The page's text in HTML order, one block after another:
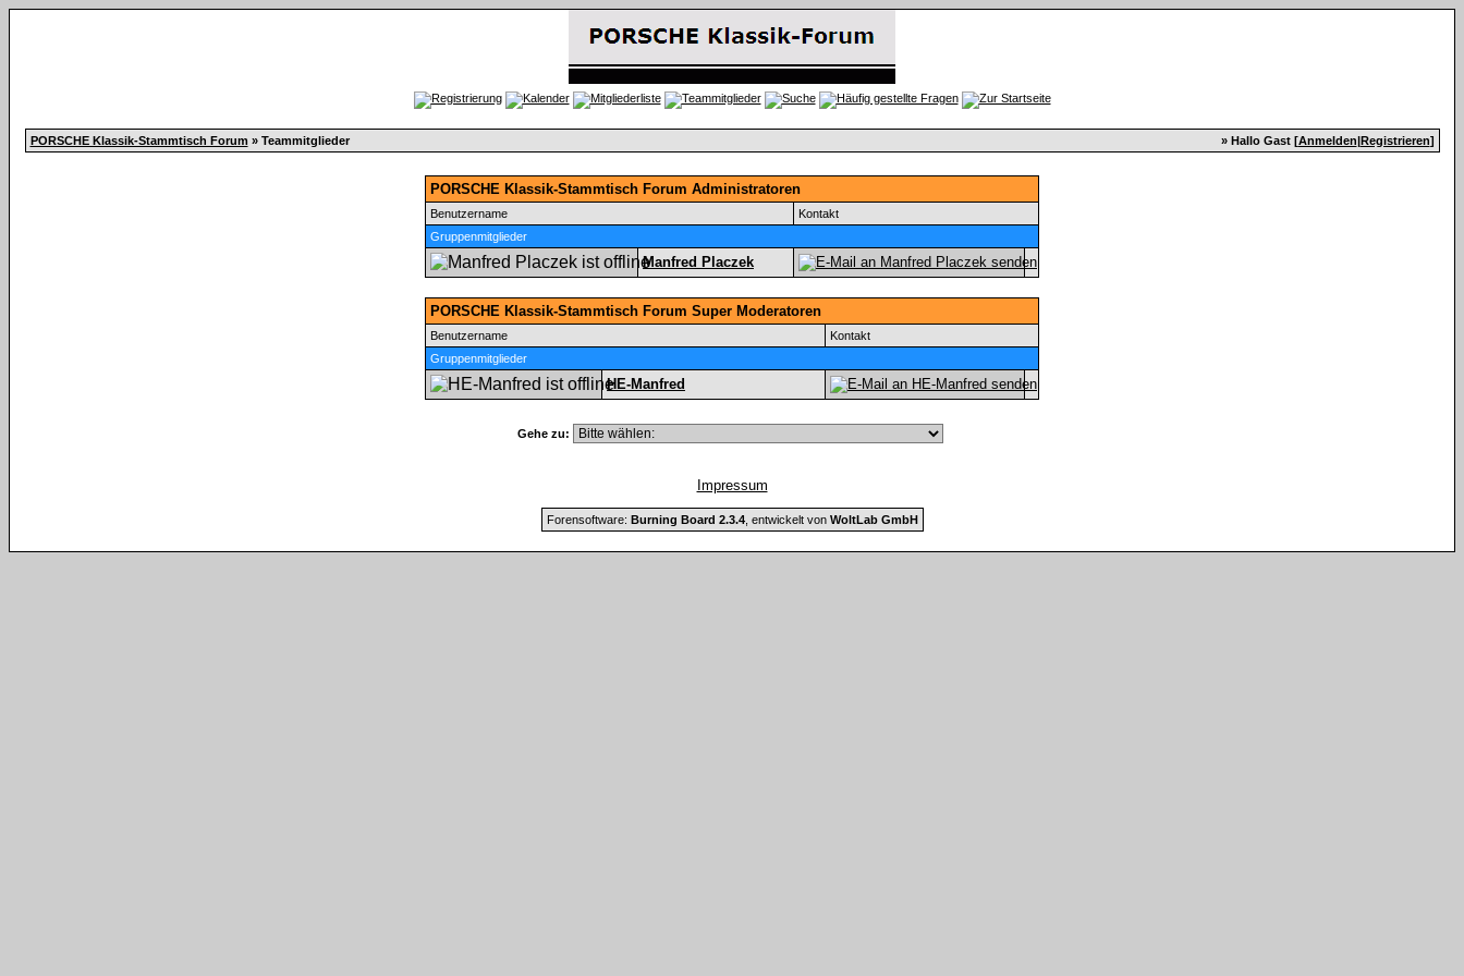
PORSCHE Klassik-Stammtisch Forum » Teammitglieder » Hallo Gast [Anmelden|Registrieren]
PORSCHE Klassik-Stammtisch Forum Administratoren
Benutzername
Kontakt
Gruppenmitglieder
Manfred Placzek
PORSCHE Klassik-Stammtisch Forum Super Moderatoren
Benutzername
Kontakt
Gruppenmitglieder
HE-Manfred
Gehe zu:
Impressum
Forensoftware: Burning Board 2.3.4, entwickelt von WoltLab GmbH